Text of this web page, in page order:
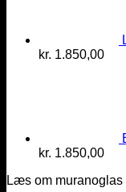
kr. 1.850,00
kr. 1.850,00
Læs om muranoglas